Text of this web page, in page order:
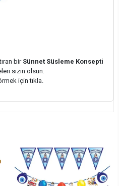
bir Sünnet Süsleme Konsepti
sizin olsun.
için tıkla.